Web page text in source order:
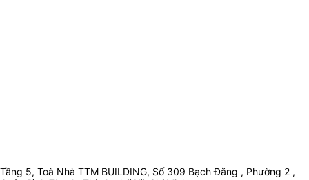
Tầng 5, Toà Nhà TTM BUILDING, Số 309 Bạch Đằng , Phường 2 ,